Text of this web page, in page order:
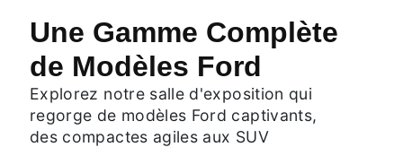
Une Gamme Complète
de Modèles Ford
Explorez notre salle d'exposition qui
regorge de modèles Ford captivants,
des compactes agiles aux SUV